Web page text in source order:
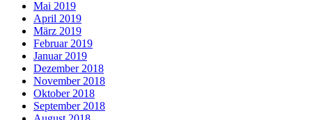
Mai 2019
April 2019
März 2019
Februar 2019
Januar 2019
Dezember 2018
November 2018
Oktober 2018
September 2018